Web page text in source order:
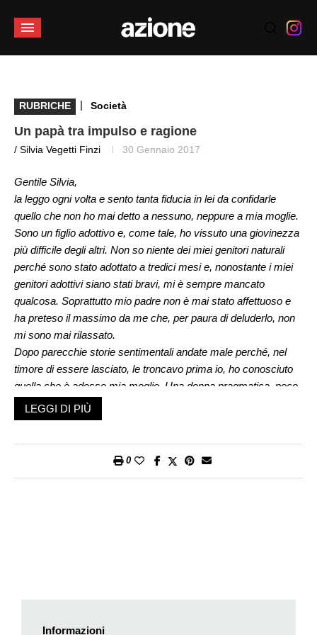
RUBRICHE | Società
Un papà tra impulso e ragione
/ Silvia Vegetti Finzi 30 Gennaio 2017
Gentile Silvia,
la leggo ogni volta e sento tanta fiducia in lei da confidarle
quello che non ho mai detto a nessuno, neppure a mia moglie.
Sono un figlio adottivo e, come tale, ho vissuto una giovinezza
più difficile degli altri. Non so niente dei miei genitori naturali
perché sono stato adottato a tredici mesi e, nonostante i miei
genitori adottivi siano stati bravi, mi è sempre mancato
qualcosa. Soprattutto mio padre non è mai stato affettuoso e
ha preteso il massimo da me che, per paura di deluderlo, non
mi sono mai rilassato.
Dopo parecchie storie sentimentali andate male perché, nel
timore di essere lasciato, le troncavo prima io, ho conosciuto
quella che è adesso mia moglie. Una donna pragmatica, poco
sensibile, ma brava e responsabile. Insicuro delle mie capacità
paterne, non volevo figli ma, per accontentarla, ho
gravidanza e un parto difficilissimi. Per fortuna la bambina è
proverò ad aiutarla facendo tesoro, non solo degli studi e
LEGGI DI PIÙ
0
Informazioni